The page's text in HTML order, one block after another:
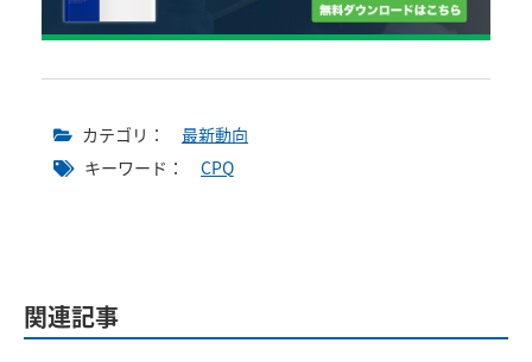
カテゴリ：
最新動向
キーワード：
CPQ
関連記事